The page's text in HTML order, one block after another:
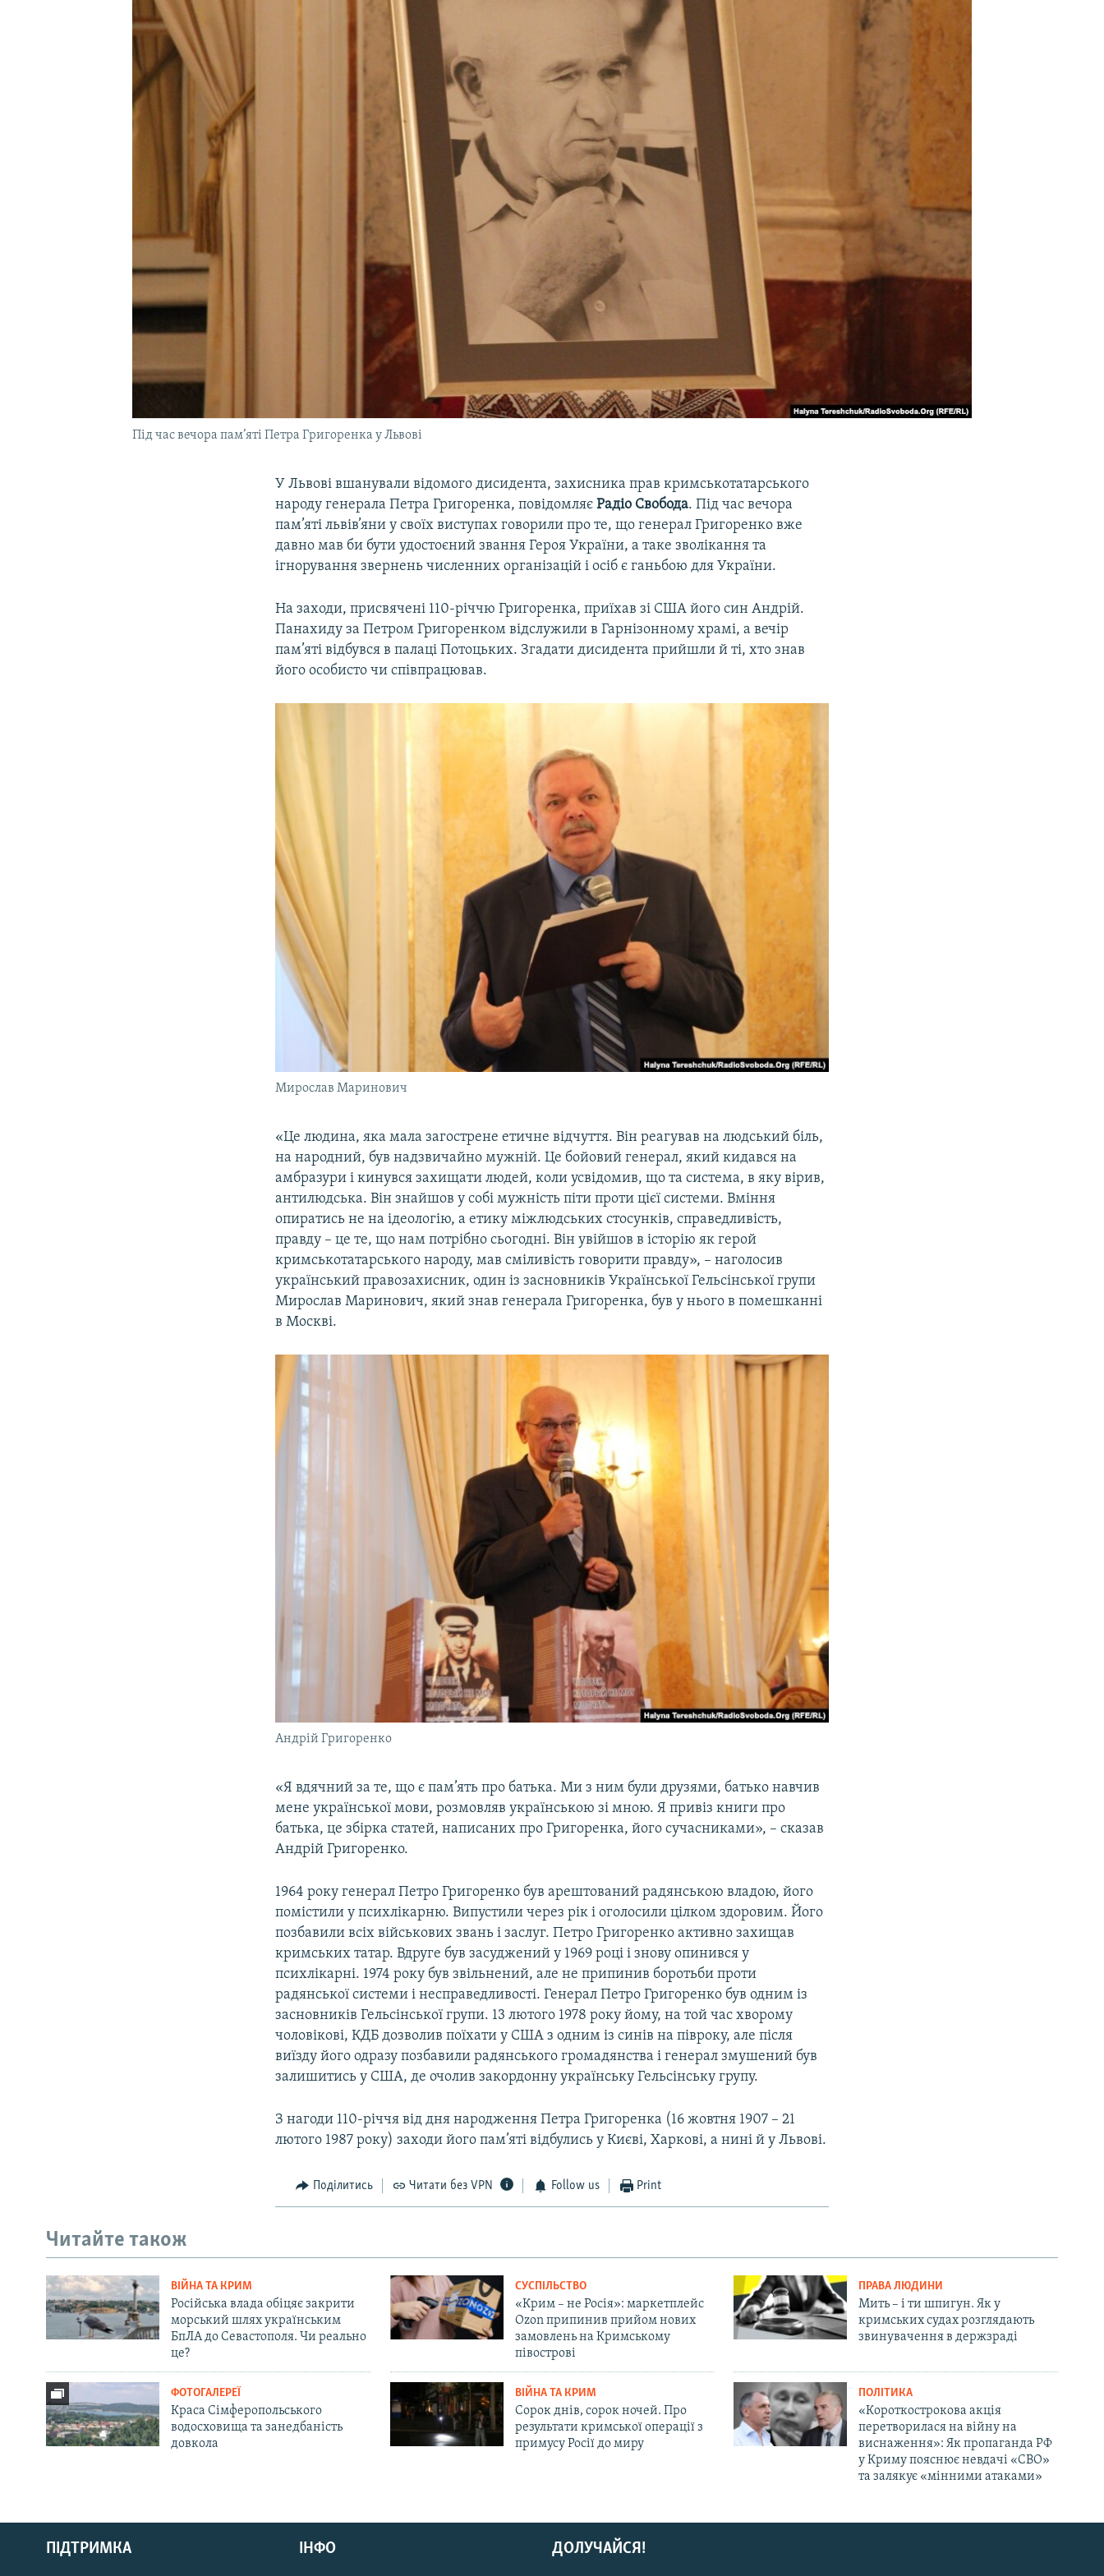
УКРАЇНСЬКА ПРОБЛЕМА КРИМУ
Русский
Qırımtatar
Під час вечора пам’яті Петра Григоренка у Львові
У Львові вшанували відомого дисидента, захисника прав кримськотатарського
народу генерала Петра Григоренка, повідомляєРадіо Свобода. Під час вечора
пам’яті львів’яни у своїх виступах говорили про те, що генерал Григоренко вже
давно мав би бути удостоєний звання Героя України, а таке зволікання та
ігнорування звернень численних організацій і осіб є ганьбою для України.
На заходи, присвячені 110-річчю Григоренка, приїхав зі США його син Андрій.
Панахиду за Петром Григоренком відслужили в Гарнізонному храмі, а вечір
пам’яті відбувся в палаці Потоцьких. Згадати дисидента прийшли й ті, хто знав
його особисто чи співпрацював.
Мирослав Маринович
«Це людина, яка мала загострене етичне відчуття. Він реагував на людський біль,
на народний, був надзвичайно мужній. Це бойовий генерал, який кидався на
амбразури і кинувся захищати людей, коли усвідомив, що та система, в яку вірив,
антилюдська. Він знайшов у собі мужність піти проти цієї системи. Вміння
опиратись не на ідеологію, а етику міжлюдських стосунків, справедливість,
правду – це те, що нам потрібно сьогодні. Він увійшов в історію як герой
кримськотатарського народу, мав сміливість говорити правду», – наголосив
український правозахисник, один із засновників Української Гельсінської групи
Мирослав Маринович, який знав генерала Григоренка, був у нього в помешканні
в Москві.
Андрій Григоренко
«Я вдячний за те, що є пам’ять про батька. Ми з ним були друзями, батько навчив
мене української мови, розмовляв українською зі мною. Я привіз книги про
батька, це збірка статей, написаних про Григоренка, його сучасниками», – сказав
Андрій Григоренко.
1964 року генерал Петро Григоренко був арештований радянською владою, його
помістили у психлікарню. Випустили через рік і оголосили цілком здоровим. Його
позбавили всіх військових звань і заслуг. Петро Григоренко активно захищав
кримських татар. Вдруге був засуджений у 1969 році і знову опинився у
психлікарні. 1974 року був звільнений, але не припинив боротьби проти
радянської системи і несправедливості. Генерал Петро Григоренко був одним із
засновників Гельсінської групи. 13 лютого 1978 року йому, на той час хворому
чоловікові, КДБ дозволив поїхати у США з одним із синів на півроку, але після
виїзду його одразу позбавили радянського громадянства і генерал змушений був
залишитись у США, де очолив закордонну українську Гельсінську групу.
З нагоди 110-річчя від дня народження Петра Григоренка (16 жовтня 1907 – 21
лютого 1987 року) заходи його пам’яті відбулись у Києві, Харкові, а нині й у Львові.
Поділитись Читати без VPN Follow us Print
Читайте також
ВІЙНА ТА КРИМ
Російська влада обіцяє закрити
морський шлях українським
БпЛА до Севастополя. Чи реально
це?
СУСПІЛЬСТВО
«Крим – не Росія»: маркетплейс
Ozon припинив прийом нових
замовлень на Кримському
півострові
ПРАВА ЛЮДИНИ
Мить – і ти шпигун. Як у
кримських судах розглядають
звинувачення в держзраді
ФОТОГАЛЕРЕЇ
Краса Сімферопольського
водосховища та занедбаність
довкола
ВІЙНА ТА КРИМ
Сорок днів, сорок ночей. Про
результати кримської операції з
примусу Росії до миру
ПОЛІТИКА
«Короткострокова акція
перетворилася на війну на
виснаження»: Як пропаганда РФ
у Криму пояснює невдачі «СВО»
та залякує «мінними атаками»
ДОЛУЧАЙСЯ!
ПІДТРИМКА ІНФО